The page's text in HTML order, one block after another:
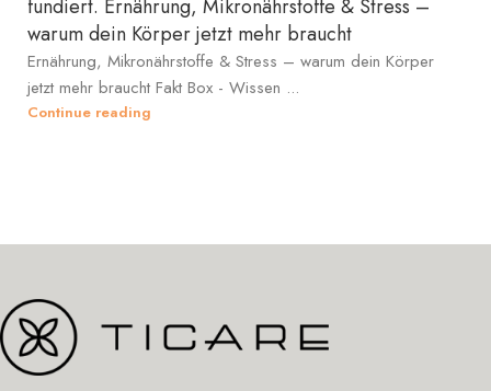
fundiert. Ernährung, Mikronährstoffe & Stress –
warum dein Körper jetzt mehr braucht
Ernährung, Mikronährstoffe & Stress – warum dein Körper
jetzt mehr braucht Fakt Box - Wissen ...
Continue reading